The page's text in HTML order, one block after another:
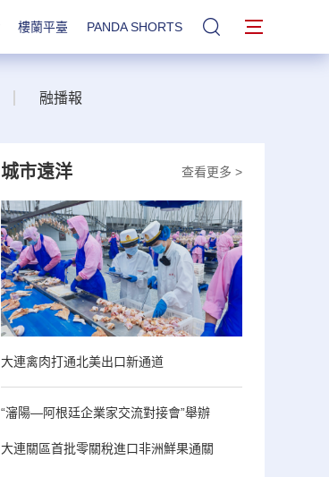
樓蘭平臺 PANDA SHORTS 站內搜索
融播報
查看更多 >
城市遠洋
大連禽肉打通北美出口新通道
“瀋陽—阿根廷企業家交流對接會”舉辦
大連關區首批零關稅進口非洲鮮果通關